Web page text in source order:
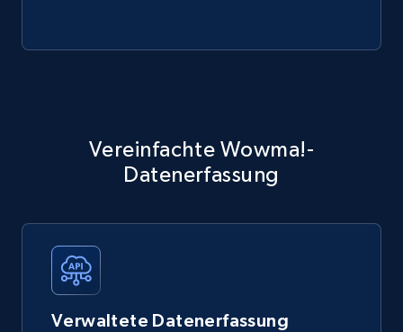
Vereinfachte Wowma!-
Datenerfassung
Verwaltete Datenerfassung